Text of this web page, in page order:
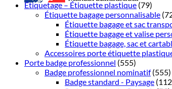
Étiquetage – Étiquette plastique (79)
Étiquette bagage personnalisable
Étiquette bagage et sac
Étiquette bagage et valise
Étiquette bagage, sac et
Accessoires porte étiquette
Porte badge professionnel (555)
Badge professionnel nominatif (555)
Badge standard - Paysage